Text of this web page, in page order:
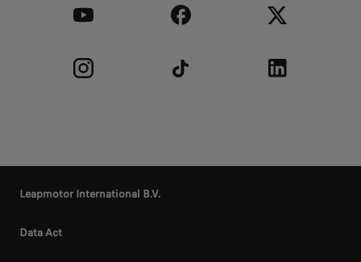
Leapmotor International B.V.
Data Act